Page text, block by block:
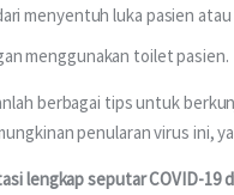
menyentuh luka pasien
menggunakan toilet pasien.
berbagai tips untuk
penularan virus ini,
lengkap seputar COVID-19